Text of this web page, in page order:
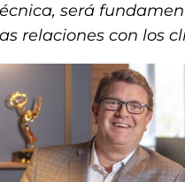
será
relaciones con los